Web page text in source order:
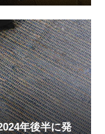
年後半に発